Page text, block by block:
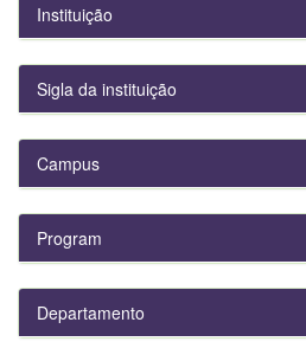
Instituição
Sigla da instituição
Campus
Program
Departamento